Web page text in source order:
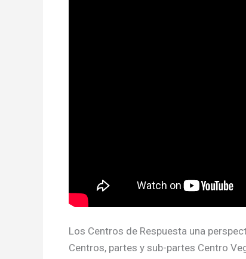
Los Centros de Respuesta una
Centros, partes y sub-partes Centro